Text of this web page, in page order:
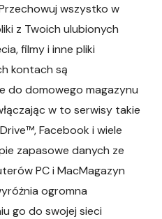
wszystko w
z Twoich ulubionych
filmy i inne pliki
kontach są
do domowego magazynu
w to serwisy takie
Facebook i wiele
zapasowe danych ze
PC i MacMagazyn
ogromna
go do swojej sieci